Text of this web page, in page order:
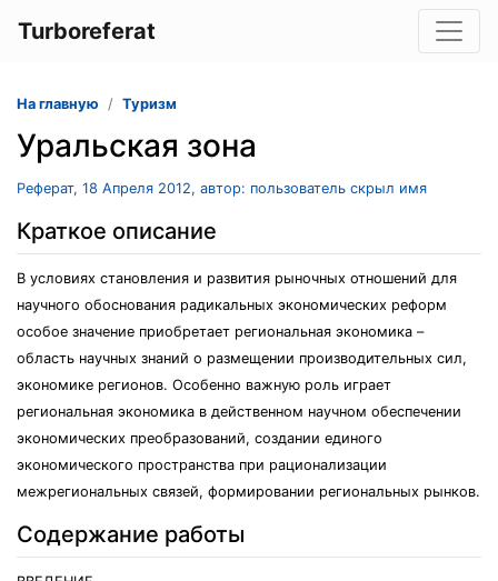
Turboreferat
На главную Туризм
Уральская зона
Реферат, 18 Апреля 2012, автор: пользователь скрыл имя
Краткое описание
В условиях становления и развития рыночных отношений для
научного обоснования радикальных экономических реформ
особое значение приобретает региональная экономика –
область научных знаний о размещении производительных сил,
экономике регионов. Особенно важную роль играет
региональная экономика в действенном научном обеспечении
экономических преобразований, создании единого
экономического пространства при рационализации
межрегиональных связей, формировании региональных рынков.
Содержание работы